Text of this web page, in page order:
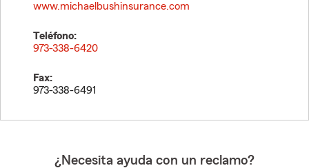
www.michaelbushinsurance.com
Teléfono:
973-338-6420
Fax:
973-338-6491
¿Necesita ayuda con un reclamo?